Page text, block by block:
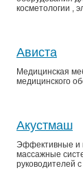
косметологии ,
Ависта
Медицинская
медицинского
Акустмаш
Эффективные и
массажные
руководителей